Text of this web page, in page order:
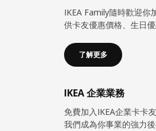
IKEA Family隨時歡迎你
供卡友優惠價格、生日
了解更多
IKEA 企業業務
免費加入IKEA企業卡卡
我們成為你事業的強力後